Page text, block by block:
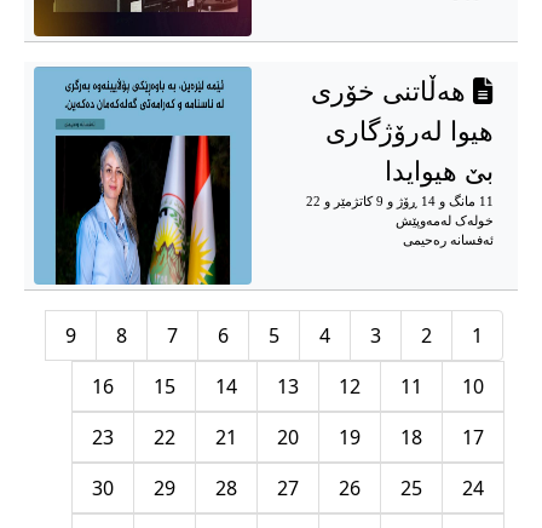
هەڵاتنی خۆری
هیوا لەرۆژگاری
بێ هیوایدا
11 مانگ و 14 ڕۆژ و 9 کاتژمێر و 22
خوله‌ک له‌مه‌وپێش‌
ئەفسانە رەحیمی
1
2
3
4
5
6
7
8
9
10
11
12
13
14
15
16
17
18
19
20
21
22
23
24
25
26
27
28
29
30